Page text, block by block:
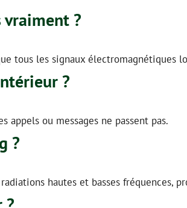
vraiment ?
tous les signaux électromagnétiques
?
appels ou messages ne passent pas.
?
hautes et basses fréquences,